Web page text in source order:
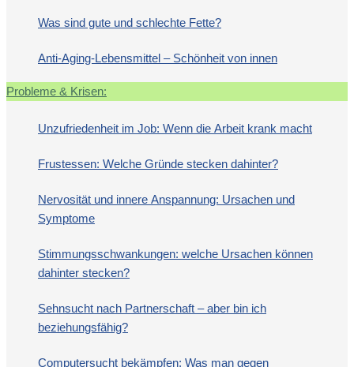
Was sind gute und schlechte Fette?
Anti-Aging-Lebensmittel – Schönheit von innen
Probleme & Krisen:
Unzufriedenheit im Job: Wenn die Arbeit krank macht
Frustessen: Welche Gründe stecken dahinter?
Nervosität und innere Anspannung: Ursachen und
Symptome
Stimmungsschwankungen: welche Ursachen können
dahinter stecken?
Sehnsucht nach Partnerschaft – aber bin ich
beziehungsfähig?
Computersucht bekämpfen: Was man gegen